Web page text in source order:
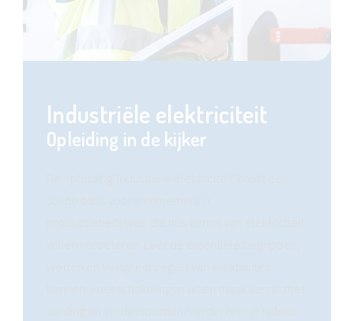
Industriële elektriciteit
Opleiding in de kijker